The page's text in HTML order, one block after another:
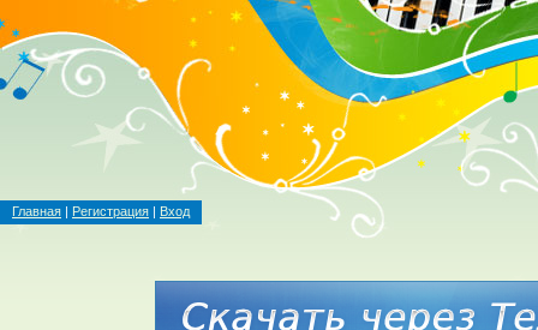
Главная | Регистрация | Вход